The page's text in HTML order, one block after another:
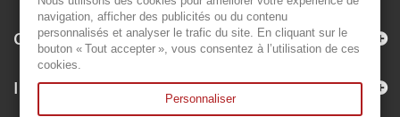
Categories
Information
navigation, afficher des publicités ou du contenu
personnalisés et analyser le trafic du site. En cliquant sur le
bouton « Tout accepter », vous consentez à l’utilisation de ces
cookies.
Personnaliser